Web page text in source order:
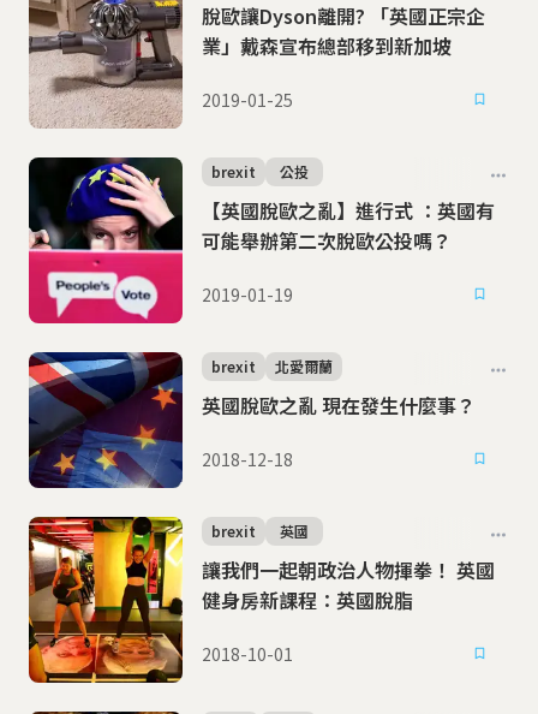
脫歐讓Dyson離開? 「英國正宗企
業」戴森宣布總部移到新加坡
2019-01-25
【英國脫歐之亂】進行式 ：英國有
可能舉辦第二次脫歐公投嗎？
brexit 公投
2019-01-19
英國脫歐之亂 現在發生什麼事？
brexit 北愛爾蘭
2018-12-18
讓我們一起朝政治人物揮拳！ 英國
健身房新課程：英國脫脂
brexit 英國
2018-10-01